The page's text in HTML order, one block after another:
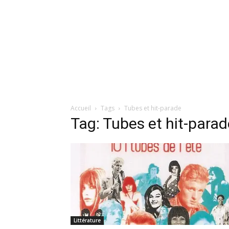
Accueil Tags Tubes et hit-parade
Tag: Tubes et hit-
Littérature